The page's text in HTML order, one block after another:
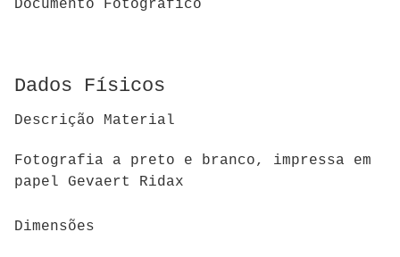
Documento Fotográfico
Dados Físicos
Descrição Material
Fotografia a preto e branco, impressa em
papel Gevaert Ridax
Dimensões